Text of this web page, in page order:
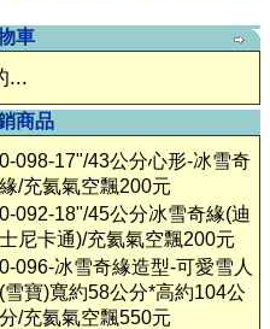
車
...
商品
0-098-17"/43公分心形-冰雪奇
緣/充氦氣空飄200元
0-092-18"/45公分冰雪奇緣(迪
士尼卡通)/充氦氣空飄200元
0-096-冰雪奇緣造型-可愛雪人
(雪寶)寬約58公分*高約104公
分/充氦氣空飄550元